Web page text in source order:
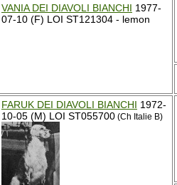
VANIA DEI DIAVOLI BIANCHI 1977-
07-10 (F) LOI ST121304 - lemon
FARUK DEI DIAVOLI BIANCHI 1972-
10-05 (M) LOI ST055700 (Ch Italie B)